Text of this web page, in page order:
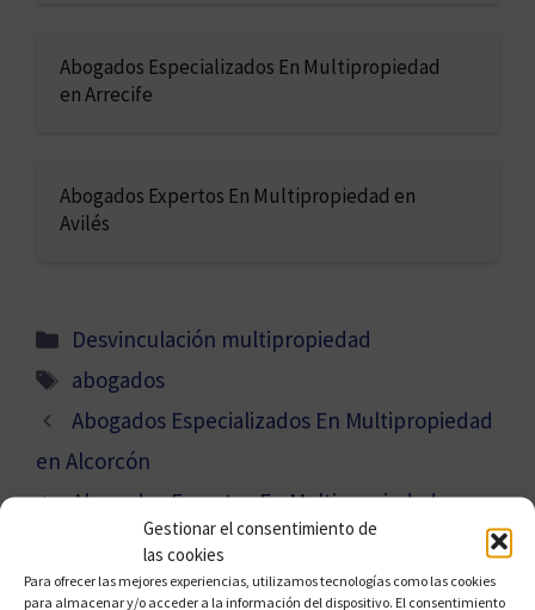
Gestionar el consentimiento de
las cookies
Para ofrecer las mejores experiencias, utilizamos tecnologías como las cookies
para almacenar y/o acceder a la información del dispositivo. El consentimiento
Abogados Especializados En Multipropiedad
en Arrecife
Abogados Expertos En Multipropiedad en
Avilés
Categorías
Desvinculación multipropiedad
Etiquetas
abogados
Abogados Especializados En Multipropiedad
en Alcorcón
Abogados Expertos En Multipropiedad en